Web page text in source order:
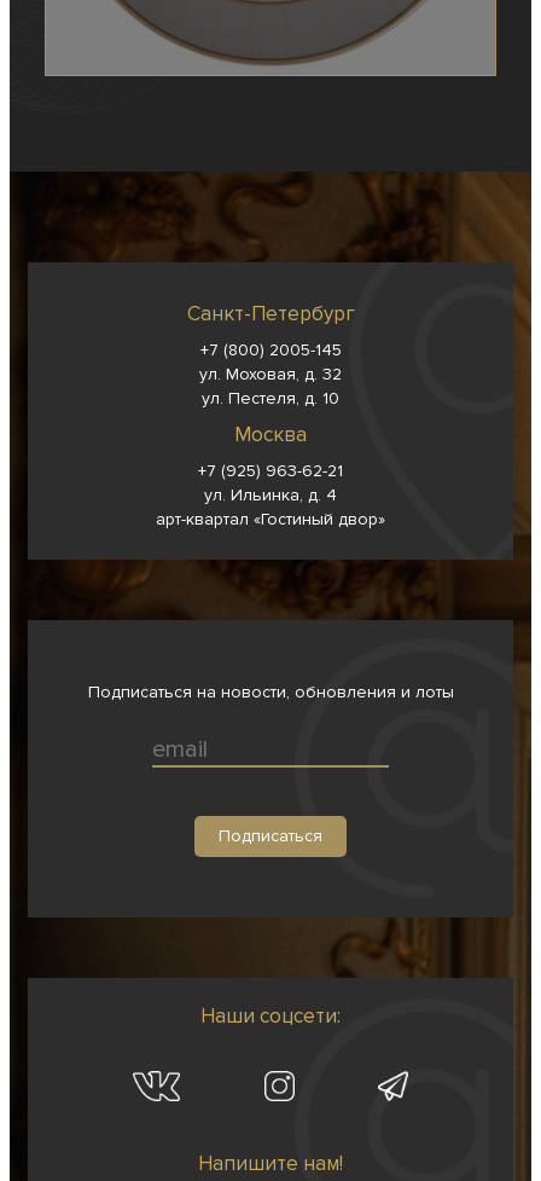
Санкт-Петербург
+7 (800) 2005-145
ул. Моховая, д. 32
ул. Пестеля, д. 10
Москва
+7 (925) 963-62-21
ул. Ильинка, д. 4
арт-квартал «Гостиный двор»
Подписаться на новости, обновления и лоты
Наши соцсети:
Напишите нам!